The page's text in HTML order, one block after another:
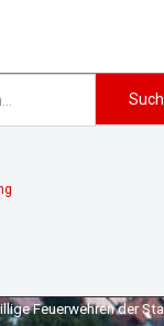
Feuerwehren der